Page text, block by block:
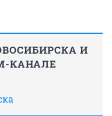
И
КАНАЛЕ